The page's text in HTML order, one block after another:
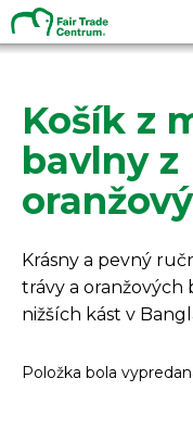
Prejsť
na
obsah
Košík z
bavlny z
Krásny a pevný
trávy a oranžových
nižších kást v
Položka bola
K
o
Späť
Späť
Č
o
p
o
r
e
b
j